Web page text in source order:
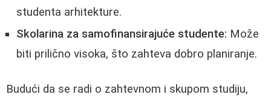
studenta arhitekture.
Skolarina za samofinansirajuće studente: Može
biti prilično visoka, što zahteva dobro planiranje.
Budući da se radi o zahtevnom i skupom studiju,